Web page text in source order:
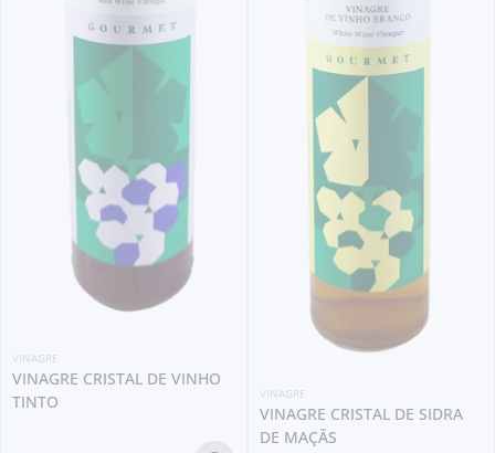
VINAGRE CRISTAL DE SIDRA
VINAGRE DE GINJA
MARIQUINHAS (100 ML)